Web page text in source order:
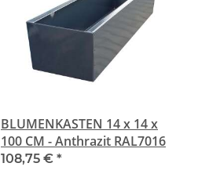
BLUMENKASTEN 14 x 14 x
100 CM - Anthrazit RAL7016
108,75 € *